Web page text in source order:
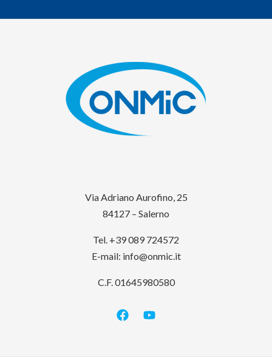
Via Adriano Aurofino, 25
84127 – Salerno
Tel. +39 089 724572
E-mail: info@onmic.it
C.F. 01645980580